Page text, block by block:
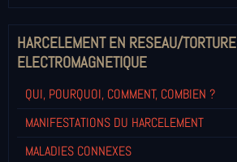
HARCELEMENT EN RESEAU/TORTURE
ELECTROMAGNETIQUE
QUI, POURQUOI, COMMENT, COMBIEN ?
MANIFESTATIONS DU HARCELEMENT
MALADIES CONNEXES